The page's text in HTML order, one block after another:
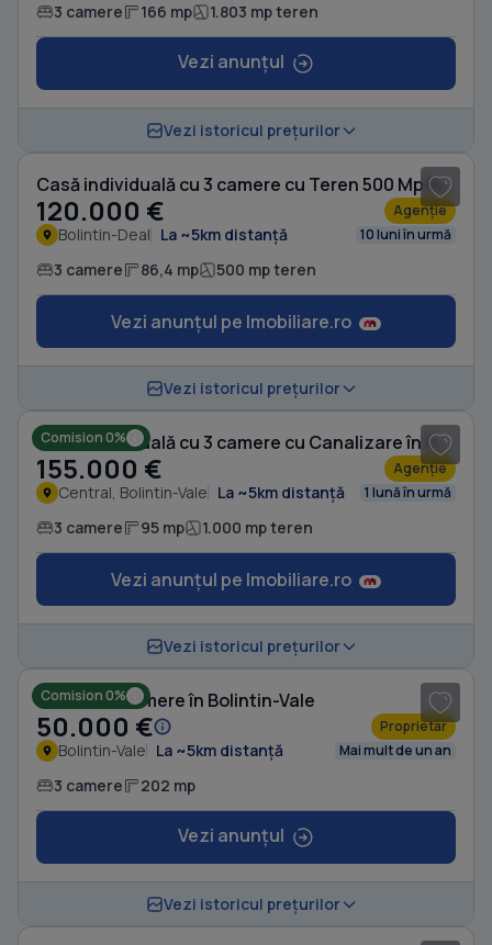
3 camere 166 mp 1.803 mp teren
Vezi anunțul
Vezi istoricul prețurilor
Casă individuală cu 3 camere cu Teren 500 Mp în Bolintin-Deal
120.000 € Agenție
Bolintin-Deal La ~5km distanță 10 luni în urmă
3 camere 86,4 mp 500 mp teren
Vezi anunțul pe Imobiliare.ro
Vezi istoricul prețurilor
Comision 0% Casă individuală cu 3 camere cu Canalizare în Central
155.000 € Agenție
Central, Bolintin-Vale La ~5km distanță 1 lună în urmă
3 camere 95 mp 1.000 mp teren
Vezi anunțul pe Imobiliare.ro
Vezi istoricul prețurilor
Comision 0%
Casă cu 3 camere în Bolintin-Vale
50.000 € Proprietar
Bolintin-Vale La ~5km distanță Mai mult de un an
3 camere 202 mp
Vezi anunțul
Vezi istoricul prețurilor